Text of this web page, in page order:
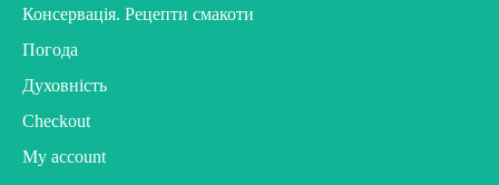
Консервація. Рецепти смакоти
Погода
Духовність
Checkout
My account